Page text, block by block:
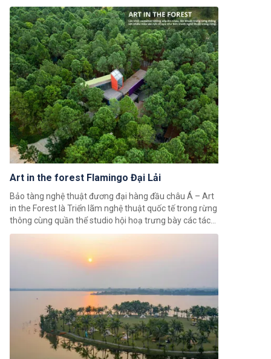
Forest.
Art in the forest Flamingo Đại Lải
Bảo tàng nghệ thuật đương đại hàng đầu châu Á – Art
in the Forest là Triển lãm nghệ thuật quốc tế trong rừng
thông cùng quần thể studio hội hoạ trưng bày các tác
phẩm đến từ nhiều nghệ sỹ nổi tiếng trong và ngoài